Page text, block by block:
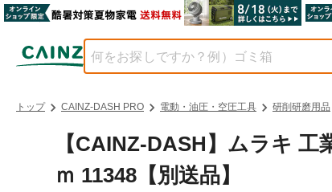
トップ CAINZ-DASH PRO 電動・油圧・空圧工具 研削研磨用品
【CAINZ-DASH】ムラキ
ｍ 11348【別送品】